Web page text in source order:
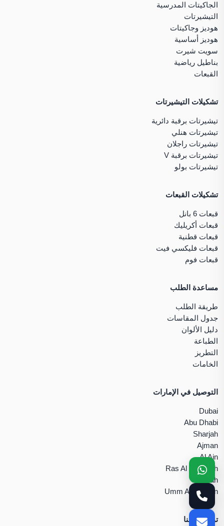
الجاكيتات المدرسية
التيشيرتات
هوديز وجاكيتات
هوديز أساسية
سويت شيرت
بناطيل رياضية
القبعات
تشكيلات التيشيرتات
تيشيرتات برقبة دائرية
تيشيرتات هنلي
تيشيرتات راجلان
تيشيرتات برقبة V
تيشيرتات بولو
تشكيلات القبعات
قبعات 6 بانل
قبعات أكريليك
قبعات قطنية
قبعات فليكسي فيت
قبعات فوم
مساعدة الطلب
طريقة الطلب
جدول المقاسات
دليل الألوان
الطباعة
التطريز
الخامات
التوصيل في الإمارات
Dubai
Abu Dhabi
Sharjah
Ajman
Al Ain
Ras Al Khaimah
Fujairah
Umm Al Quwain
تواصل معنا